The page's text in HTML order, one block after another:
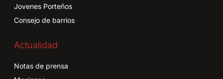
Jovenes Porteños
Consejo de barrios
Actualidad
Notas de prensa